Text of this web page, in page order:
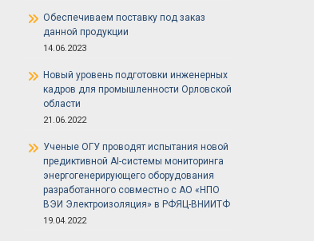
Обеспечиваем поставку под заказ
данной продукции
14.06.2023
Новый уровень подготовки инженерных
кадров для промышленности Орловской
области
21.06.2022
Ученые ОГУ проводят испытания новой
предиктивной AI-системы мониторинга
энергогенерирующего оборудования
разработанного совместно с АО «НПО
ВЭИ Электроизоляция» в РФЯЦ-ВНИИТФ
19.04.2022